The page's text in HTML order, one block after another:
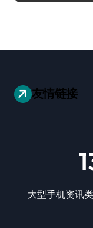
友情链接
大型手机资讯